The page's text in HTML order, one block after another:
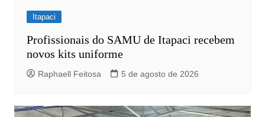
Itapaci
Profissionais do SAMU de Itapaci recebem
novos kits uniforme
Raphaell Feitosa 5 de agosto de 2026